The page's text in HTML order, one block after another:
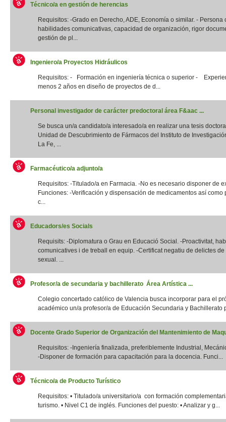
Técnico/a en gestión de herencias
Requisitos: -Grado en Derecho, ADE, Economía o similar. - Persona
habilidades comunicativas, capacidad de organización, rigor
gestión de pl...
Ingeniero/a Proyectos Hidráulicos
Requisitos: - Formación en ingeniería técnica o superior -
menos 2 años en diseño de proyectos de d...
Personal investigador de carácter predoctoral área F&aac ...
Se busca un/a candidato/a interesado/a en realizar una tesis
Unidad de Descubrimiento de Fármacos del Instituto de
La Fe, ...
Farmacéutico/a adjunto/a
Requisitos: -Titulado/a en Farmacia. -No es necesario disponer de
Funciones: -Verificación y dispensación de medicamentos así como
c...
Educadors/es Socials
Requisits: -Diplomatura o Grau en Educació Social. -Proactivitat,
comunicatives i de treball en equip. -Certificat negatiu de delictes
sexual. ...
Profesor/a de secundaria y bachillerato Área Artística ...
Colegio concertado católico de Valencia busca incorporar para el
académico un/a profesor/a de Educación Secundaria y Bachillerato
Docente Grado Superior de Organización del Mantenimiento de
Requisitos: -Ingeniería finalizada, preferiblemente Industrial,
-Disponer de formación para capacitación para la docencia. Funci...
Técnico/a de Producto Turístico
Requisitos: • Titulado/a universitario/a con formación
turismo. • Nivel C1 de inglés. Funciones del puesto: • Analizar y g...